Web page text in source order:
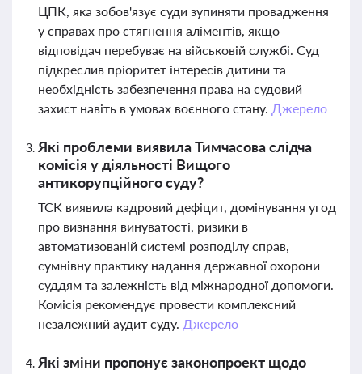
ЦПК, яка зобов'язує суди зупиняти провадження
у справах про стягнення аліментів, якщо
відповідач перебуває на військовій службі. Суд
підкреслив пріоритет інтересів дитини та
необхідність забезпечення права на судовий
захист навіть в умовах воєнного стану. Джерело
Які проблеми виявила Тимчасова слідча
комісія у діяльності Вищого
антикорупційного суду?
ТСК виявила кадровий дефіцит, домінування угод
про визнання винуватості, ризики в
автоматизованій системі розподілу справ,
сумнівну практику надання державної охорони
суддям та залежність від міжнародної допомоги.
Комісія рекомендує провести комплексний
незалежний аудит суду. Джерело
Які зміни пропонує законопроект щодо